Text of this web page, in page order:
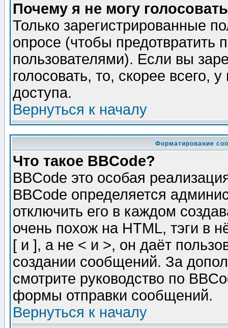
Почему я не могу
Только зарегистрированные
опросе (чтобы предотвратить
пользователями). Если вы
голосовать, то, скорее всего,
доступа.
Вернуться к началу
Форматирование
Что такое BBCode?
BBCode это особая
BBCode определяется
отключить его в каждом
очень похож на HTML, тэги в
[ и ], а не < и >, он даёт
создании сообщений. За
смотрите руководство по
формы отправки сообщений.
Вернуться к началу